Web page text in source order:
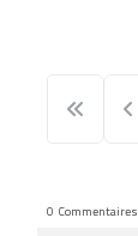
0 Commentaires